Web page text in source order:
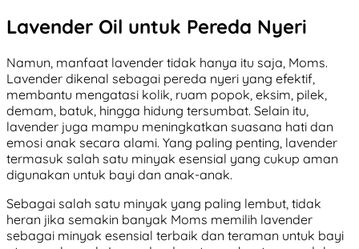
Lavender Oil untuk Pereda Nyeri
Namun, manfaat lavender tidak hanya itu saja, Moms.
Lavender dikenal sebagai pereda nyeri yang efektif,
membantu mengatasi kolik, ruam popok, eksim, pilek,
demam, batuk, hingga hidung tersumbat. Selain itu,
lavender juga mampu meningkatkan suasana hati dan
emosi anak secara alami. Yang paling penting, lavender
termasuk salah satu minyak esensial yang cukup aman
digunakan untuk bayi dan anak-anak.
Sebagai salah satu minyak yang paling lembut, tidak
heran jika semakin banyak Moms memilih lavender
sebagai minyak esensial terbaik dan teraman untuk bayi